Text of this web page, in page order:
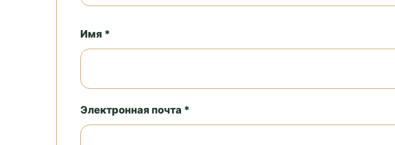
Имя *
Электронная почта *